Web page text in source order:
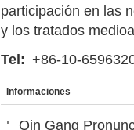
participación en las
y los tratados
Tel: +86-10-
Informaciones
Qin Gang